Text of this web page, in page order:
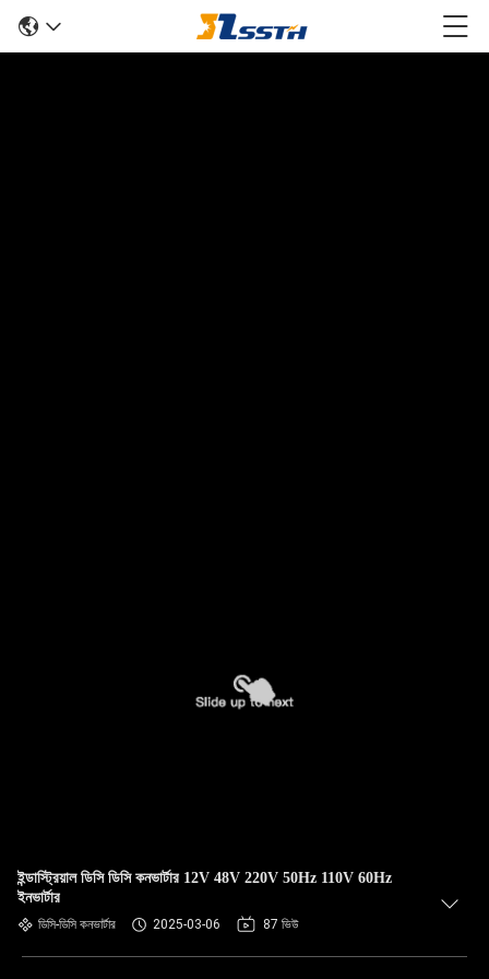
ইন্ডাস্ট্রিয়াল ডিসি ডিসি কনভার্টার 12V 48V 220V 50Hz 110V 60Hz
ইনভার্টার
ডিসি-ডিসি কনভার্টার 2025-03-06 87 ভিউ